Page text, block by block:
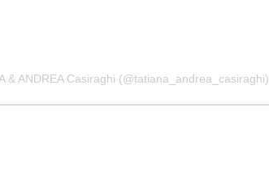
& ANDREA Casiraghi (@tatiana_andrea_casiraghi)